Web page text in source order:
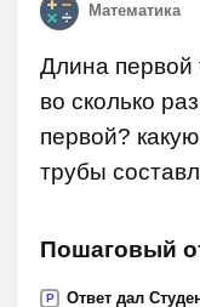
Математика
Длина первой
во сколько
первой?
трубы
Пошаговый
P Ответ дал